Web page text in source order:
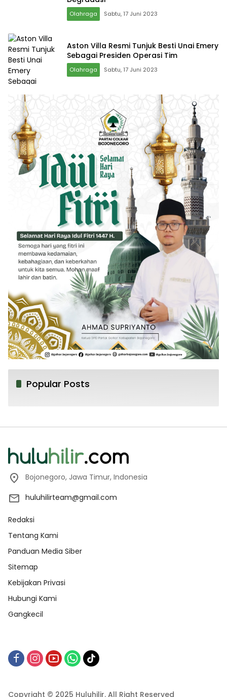
Olahraga Sabtu, 17 Juni 2023
Aston Villa Resmi Tunjuk Besti Unai Emery
Sebagai Presiden Operasi Tim
Olahraga Sabtu, 17 Juni 2023
Popular Posts
Bojonegoro, Jawa Timur, Indonesia
huluhilirteam@gmail.com
Redaksi
Tentang Kami
Panduan Media Siber
Sitemap
Kebijakan Privasi
Hubungi Kami
Gangkecil
Copyright © 2025 Huluhilir. All Right Reserved